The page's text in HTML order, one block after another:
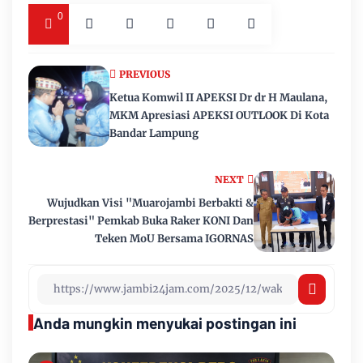
0
NEXT
Wujudkan Visi "Muarojambi Berbakti &
Berprestasi" Pemkab Buka Raker KONI Dan
Teken MoU Bersama IGORNAS
PREVIOUS
Ketua Komwil II APEKSI Dr dr H Maulana,
MKM Apresiasi APEKSI OUTLOOK Di Kota
Bandar Lampung
Anda mungkin menyukai postingan ini